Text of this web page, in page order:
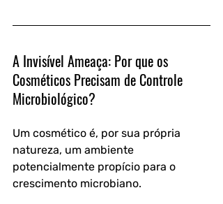
A Invisível Ameaça: Por que os
Cosméticos Precisam de Controle
Microbiológico?
Um cosmético é, por sua própria
natureza, um ambiente
potencialmente propício para o
crescimento microbiano.